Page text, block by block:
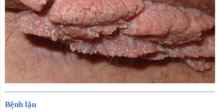
Bệnh lậu